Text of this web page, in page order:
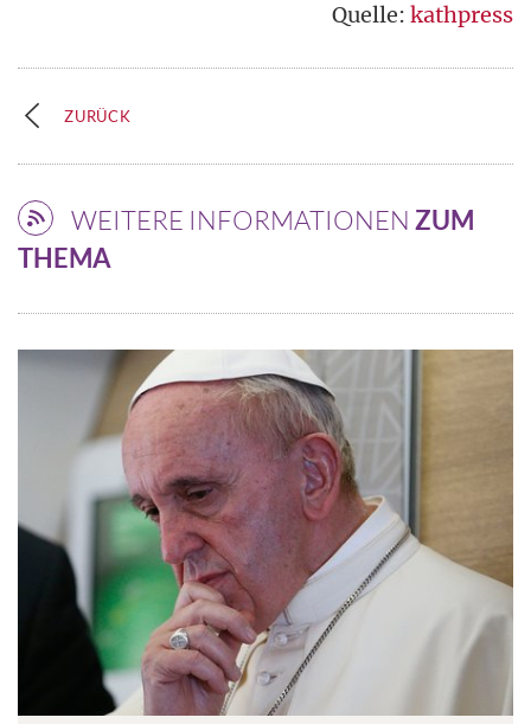
Quelle: kathpress
ZURÜCK
WEITERE INFORMATIONEN ZUM
THEMA